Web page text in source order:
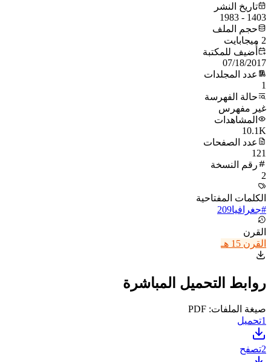
تاريخ النشر
1403 - 1983
حجم الملف
2 ميجابايت
أُضيف للمكتبة
07/18/2017
عدد المجلدات
1
حالة الفهرسة
غير مفهرس
المشاهدات
10.1K
عدد الصفحات
121
رقم النسخة
2
الكلمات المفتاحية
#جغرافيا209
القرن
القرن 15 هـ
روابط التحميل المباشرة
صيغة الملفات: PDF
1تحميل
2تصفح